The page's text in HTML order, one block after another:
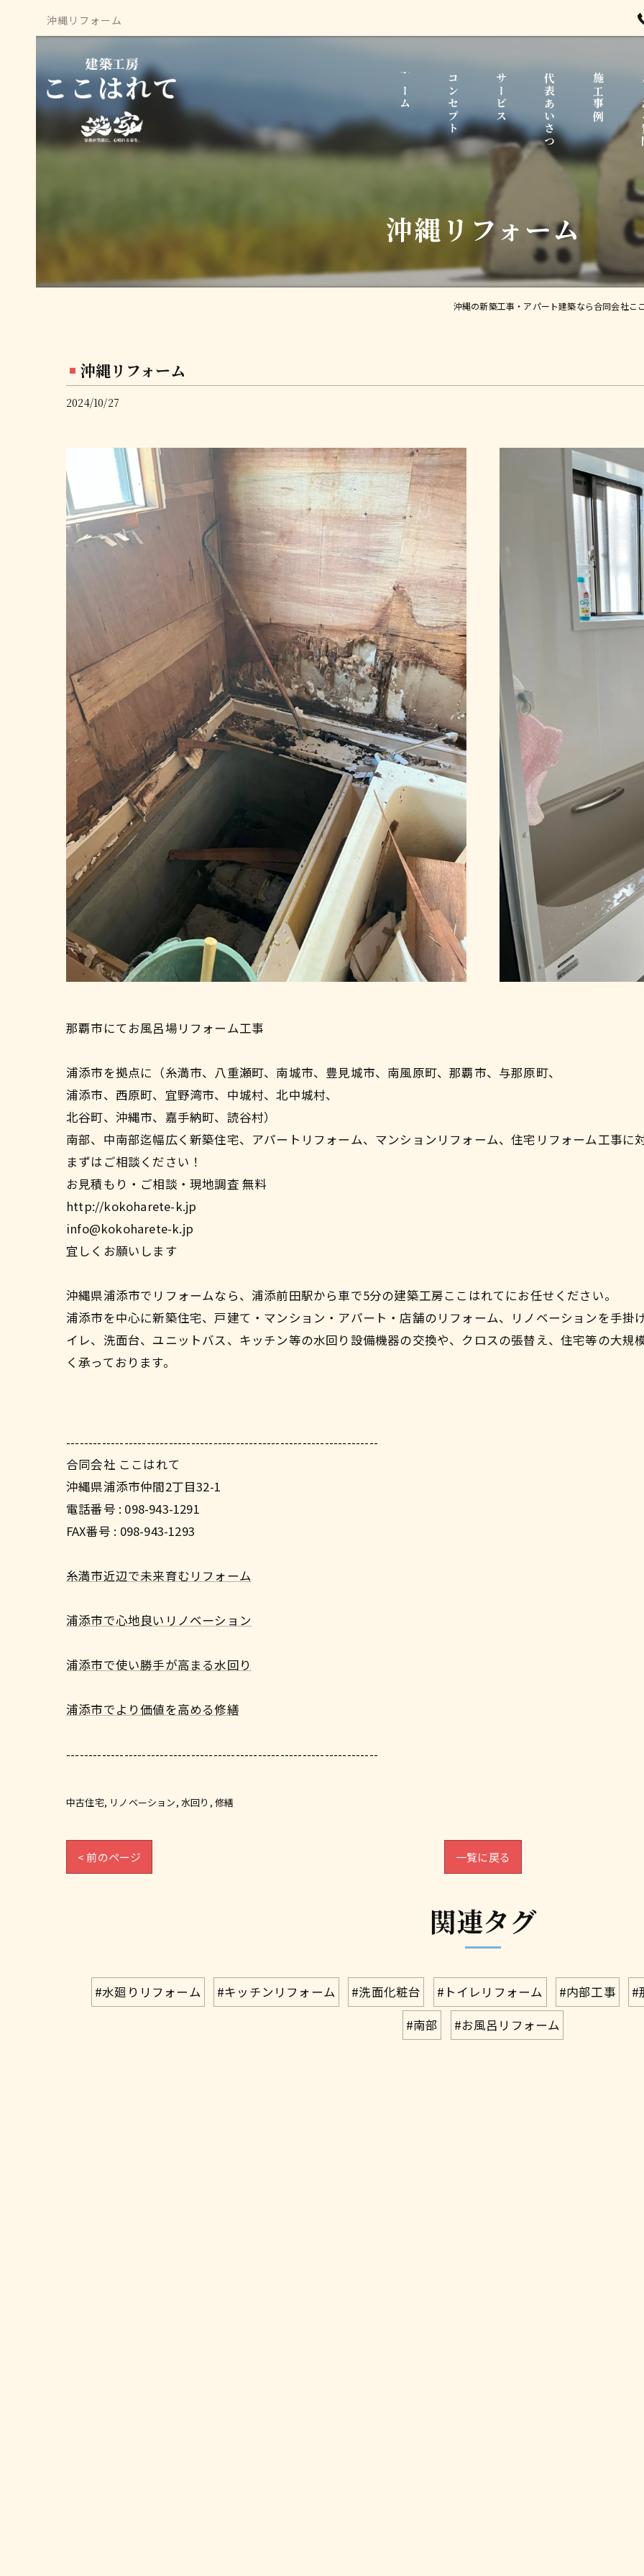
沖縄リフォーム
ホーム コンセプト サービス 代表あいさつ 施工事例 よ
沖縄リフォーム
沖縄の新築工事・アパート建築なら合同会社こ
沖縄リフォーム
2024/10/27
那覇市にてお風呂場リフォーム工事
浦添市を拠点に（糸満市、八重瀬町、南城市、豊見城市、南風原町、那覇市、与那原町、
浦添市、西原町、宜野湾市、中城村、北中城村、
北谷町、沖縄市、嘉手納町、読谷村）
南部、中南部迄幅広く新築住宅、アパートリフォーム、マンションリフォーム、住宅リフォーム工事に
まずはご相談ください！
お見積もり・ご相談・現地調査 無料
http://kokoharete-k.jp
info@kokoharete-k.jp
宜しくお願いします
沖縄県浦添市でリフォームなら、浦添前田駅から車で5分の建築工房ここはれてにお任せください。
浦添市を中心に新築住宅、戸建て・マンション・アパート・店舗のリフォーム、リノベーションを手掛
イレ、洗面台、ユニットバス、キッチン等の水回り設備機器の交換や、クロスの張替え、住宅等の大規
く承っております。
----------------------------------------------------------------------
合同会社 ここはれて
沖縄県浦添市仲間2丁目32-1
電話番号 : 098-943-1291
FAX番号 : 098-943-1293
糸満市近辺で未来育むリフォーム
浦添市で心地良いリノベーション
浦添市で使い勝手が高まる水回り
浦添市でより価値を高める修繕
----------------------------------------------------------------------
中古住宅 リノベーション 水回り 修繕
< 前のページ 一覧に戻る
関連タグ
#水廻りリフォーム #キッチンリフォーム #洗面化粧台 #トイレリフォーム #内部工事 #
#南部
#お風呂リフォーム